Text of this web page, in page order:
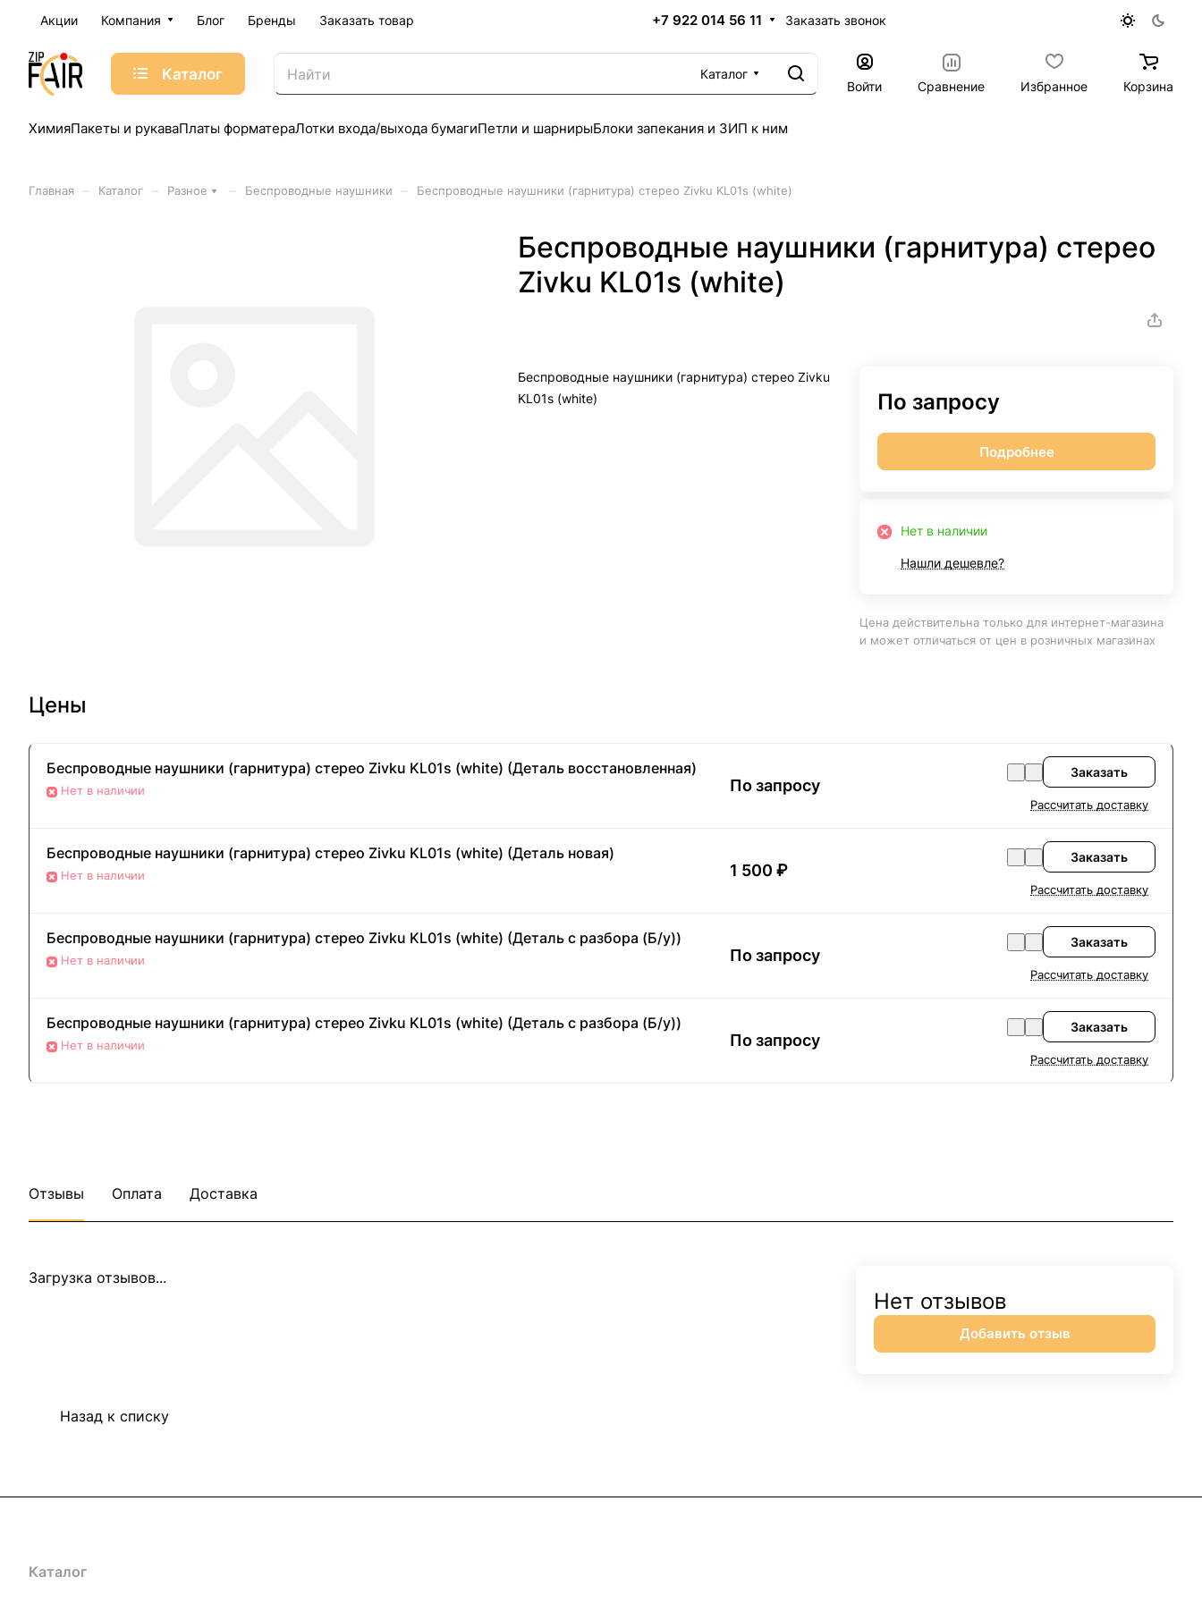
Акции Компания Блог Бренды Заказать товар +7 922 014 56 11 Заказать звонок
Каталог
Каталог
Войти
Сравнение Избранное Корзина
ХимияПакеты и рукаваПлаты форматераЛотки входа/выхода бумагиПетли и шарнирыБлоки запекания и ЗИП к ним
Главная Каталог Разное Беспроводные наушники Беспроводные наушники (гарнитура) стерео Zivku KL01s (white)
Беспроводные наушники (гарнитура) стерео
Zivku KL01s (white)
Беспроводные наушники (гарнитура) стерео Zivku
KL01s (white)
По запросу
Подробнее
Нет в наличии
Нашли дешевле?
Цена действительна только для интернет-магазина
и может отличаться от цен в розничных магазинах
Цены
Беспроводные наушники (гарнитура) стерео Zivku KL01s (white) (Деталь восстановленная)
Нет в наличии По запросу
Заказать
Рассчитать доставку
Беспроводные наушники (гарнитура) стерео Zivku KL01s (white) (Деталь новая)
Нет в наличии 1 500 ₽
Заказать
Рассчитать доставку
Беспроводные наушники (гарнитура) стерео Zivku KL01s (white) (Деталь с разбора (Б/у))
Нет в наличии По запросу
Заказать
Рассчитать доставку
Беспроводные наушники (гарнитура) стерео Zivku KL01s (white) (Деталь с разбора (Б/у))
Нет в наличии По запросу
Заказать
Рассчитать доставку
Отзывы Оплата Доставка
Загрузка отзывов...
Нет отзывов
Добавить отзыв
Назад к списку
Каталог